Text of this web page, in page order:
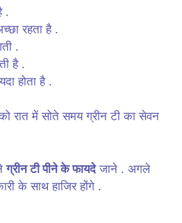
.
रहता है .
.
है .
होता है .
रात में सोते समय ग्रीन टी का सेवन
ग्रीन टी पीने के फायदेजाने . अगले
के साथ हाजिर होंगे .